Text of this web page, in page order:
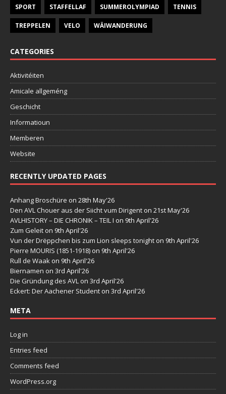
SPORT STAFFELLAF SUMMEROLYMPIAD TENNIS
TREPPELEN VELO WÄIWANDERUNG
CATEGORIES
Aktivitéiten
Amicale allgeméng
Geschicht
Informatioun
Memberen
Website
RECENTLY UPDATED PAGES
Anhang Broschüre on 28th May'26
Den AVL Chouer aus der Siicht vum Dirigent on 21st May'26
AVLHISTORY – DIE CHRONIK – TEIL I on 9th April'26
Zum Geleit on 9th April'26
Vun der Drëppchen bis zum Lion sleeps tonight on 9th April'26
Pierre MOURIS (1851-1918) on 9th April'26
Rull de Waak on 9th April'26
Biernamen on 3rd April'26
Die Gründung des AVL on 3rd April'26
Eckert: Der Aachener Student on 3rd April'26
META
Log in
Entries feed
Comments feed
WordPress.org